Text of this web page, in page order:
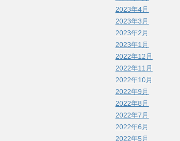
2023年4月
2023年3月
2023年2月
2023年1月
2022年12月
2022年11月
2022年10月
2022年9月
2022年8月
2022年7月
2022年6月
2022年5月